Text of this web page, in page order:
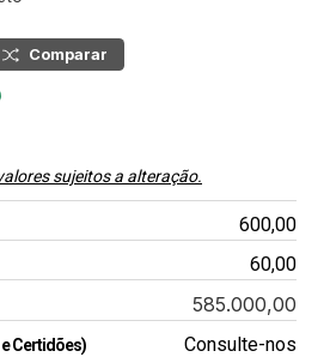
Comparar
sujeitos a alteração.
600,00
60,00
585.000,00
Certidões) Consulte-nos